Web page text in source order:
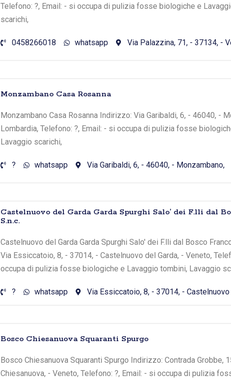
Telefono: ?, Email: - si occupa di pulizia fosse biologiche e
scarichi,
0458266018 whatsapp Via Palazzina, 71, - 37134, -
Monzambano Casa Rosanna
Monzambano Casa Rosanna Indirizzo: Via Garibaldi, 6, - 46040, -
Lombardia, Telefono: ?, Email: - si occupa di pulizia fosse
Lavaggio scarichi,
? whatsapp Via Garibaldi, 6, - 46040, - Monzambano,
Castelnuovo del Garda Garda Spurghi Salo’ dei F.lli dal
S.n.c.
Castelnuovo del Garda Garda Spurghi Salo' dei F.lli dal Bosco
Via Essiccatoio, 8, - 37014, - Castelnuovo del Garda, - Veneto,
occupa di pulizia fosse biologiche e Lavaggio tombini, Lavaggio
? whatsapp Via Essiccatoio, 8, - 37014, - Castelnuovo
Bosco Chiesanuova Squaranti Spurgo
Bosco Chiesanuova Squaranti Spurgo Indirizzo: Contrada Grobbe,
Chiesanuova, - Veneto, Telefono: ?, Email: - si occupa di pulizia